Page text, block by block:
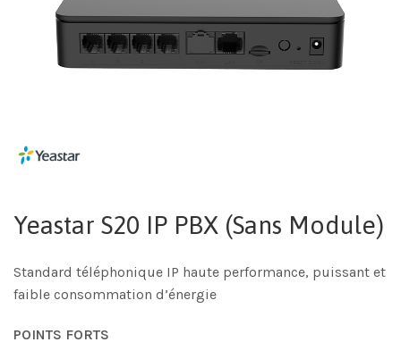
Yeastar S20 IP PBX (Sans Module)
Standard téléphonique IP haute performance, puissant et
faible consommation d’énergie
POINTS FORTS